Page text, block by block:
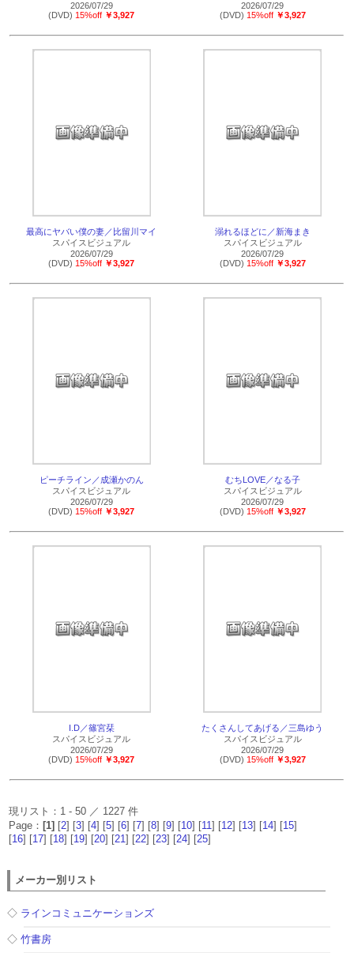
2026/07/29
(DVD) 15%off ￥3,927
2026/07/29
(DVD) 15%off ￥3,927
最高にヤバい僕の妻／比留川マイ
スパイスビジュアル
2026/07/29
(DVD) 15%off ￥3,927
溺れるほどに／新海まき
スパイスビジュアル
2026/07/29
(DVD) 15%off ￥3,927
ピーチライン／成瀬かのん
スパイスビジュアル
2026/07/29
(DVD) 15%off ￥3,927
むちLOVE／なる子
スパイスビジュアル
2026/07/29
(DVD) 15%off ￥3,927
I.D／篠宮栞
スパイスビジュアル
2026/07/29
(DVD) 15%off ￥3,927
たくさんしてあげる／三島ゆう
スパイスビジュアル
2026/07/29
(DVD) 15%off ￥3,927
現リスト：1 - 50 ／ 1227 件
Page： [1] [2] [3] [4] [5] [6] [7] [8] [9] [10] [11] [12] [13] [14] [15]
[16] [17] [18] [19] [20] [21] [22] [23] [24] [25]
メーカー別リスト
◇ ラインコミュニケーションズ
◇竹書房